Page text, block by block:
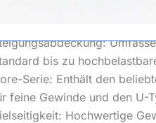
bis zu
Serie: Enthält den
feine Gewinde und den U-
Hochwertige